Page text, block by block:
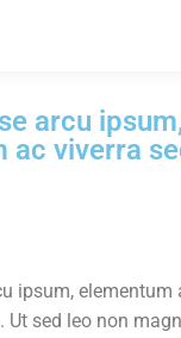
arcu
ac viverra
ipsum, elementum
Ut sed leo non